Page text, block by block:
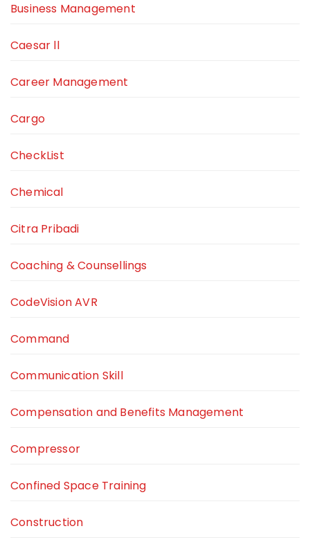
Business Management
Caesar ll
Career Management
Cargo
CheckList
Chemical
Citra Pribadi
Coaching & Counsellings
CodeVision AVR
Command
Communication Skill
Compensation and Benefits Management
Compressor
Confined Space Training
Construction